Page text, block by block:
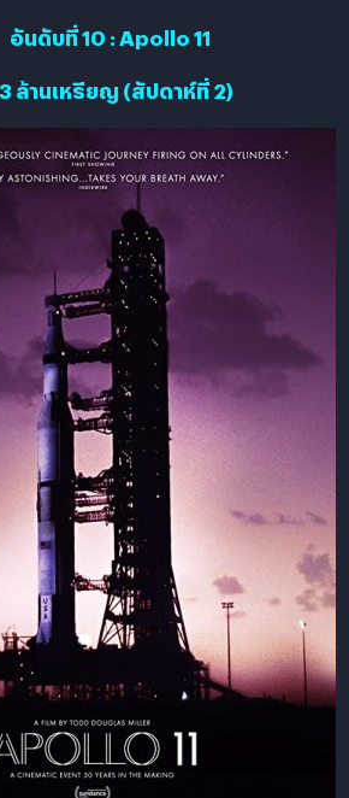
อันดับที่ 10 : Apollo 11
ล้านเหรียญ (สัปดาห์ที่ 2)